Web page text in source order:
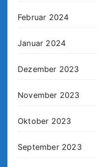
Februar 2024
Januar 2024
Dezember 2023
November 2023
Oktober 2023
September 2023